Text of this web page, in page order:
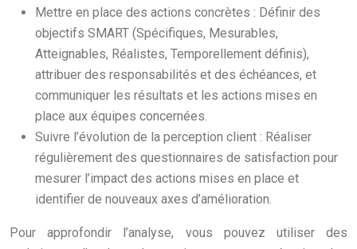
Mettre en place des actions concrètes : Définir des
objectifs SMART (Spécifiques, Mesurables,
Atteignables, Réalistes, Temporellement définis),
attribuer des responsabilités et des échéances, et
communiquer les résultats et les actions mises en
place aux équipes concernées.
Suivre l’évolution de la perception client : Réaliser
régulièrement des questionnaires de satisfaction pour
mesurer l’impact des actions mises en place et
identifier de nouveaux axes d’amélioration.
Pour approfondir l’analyse, vous pouvez utiliser des